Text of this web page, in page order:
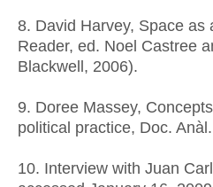
8. David Harvey, Space as
Reader, ed. Noel Castree
Blackwell, 2006).
9. Doree Massey,
political practice, Doc.
10. Interview with Juan